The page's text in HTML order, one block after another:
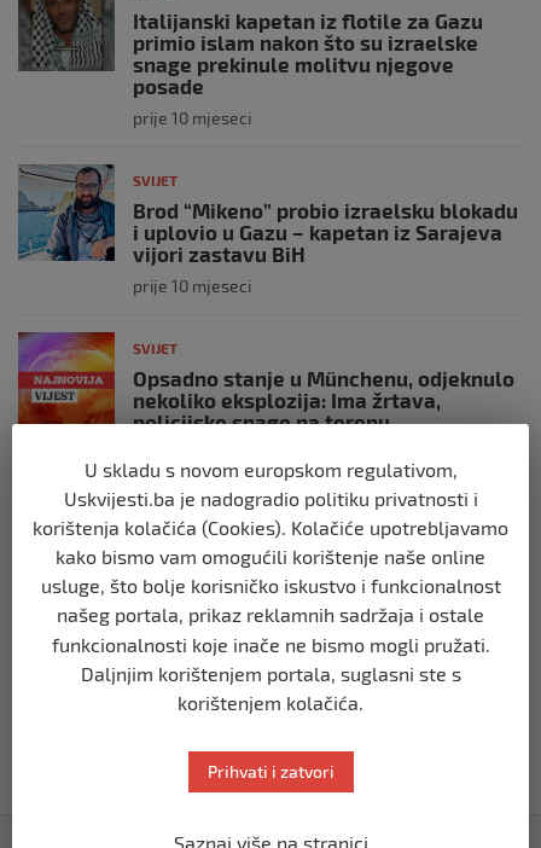
Italijanski kapetan iz flotile za Gazu
primio islam nakon što su izraelske
snage prekinule molitvu njegove
posade
prije 10 mjeseci
SVIJET
Brod “Mikeno” probio izraelsku blokadu
i uplovio u Gazu – kapetan iz Sarajeva
vijori zastavu BiH
prije 10 mjeseci
SVIJET
Opsadno stanje u Münchenu, odjeknulo
nekoliko eksplozija: Ima žrtava,
policijske snage na terenu
Putin: Spremni smo vojno uzvratiti
Zapadu
prije 11 mjeseci
Papa Lav XIV izjavio da je situacija vrlo
ozbiljna nakon izraelskog napada na
prije 11 mjeseci
U skladu s novom europskom regulativom,
Uskvijesti.ba je nadogradio politiku privatnosti i
korištenja kolačića (Cookies). Kolačiće upotrebljavamo
kako bismo vam omogućili korištenje naše online
usluge, što bolje korisničko iskustvo i funkcionalnost
našeg portala, prikaz reklamnih sadržaja i ostale
funkcionalnosti koje inače ne bismo mogli pružati.
Daljnjim korištenjem portala, suglasni ste s
korištenjem kolačića.
Prihvati i zatvori
Saznaj više na stranici